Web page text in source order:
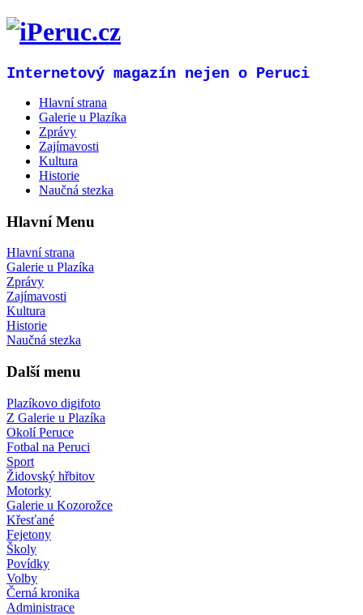
Internetový magazín nejen o Peruci
Hlavní strana
Galerie u Plazíka
Zprávy
Zajímavosti
Kultura
Historie
Naučná stezka
Hlavní Menu
Hlavní strana
Galerie u Plazíka
Zprávy
Zajímavosti
Kultura
Historie
Naučná stezka
Další menu
Plazíkovo digifoto
Z Galerie u Plazíka
Okolí Peruce
Fotbal na Peruci
Sport
Židovský hřbitov
Motorky
Galerie u Kozorožce
Křesťané
Fejetony
Školy
Povídky
Volby
Černá kronika
Administrace